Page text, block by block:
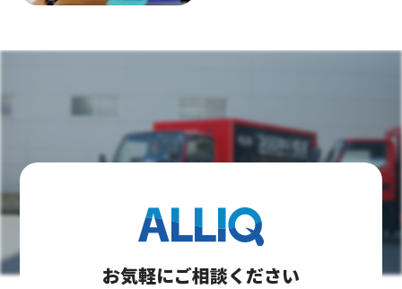
お気軽にご相談ください